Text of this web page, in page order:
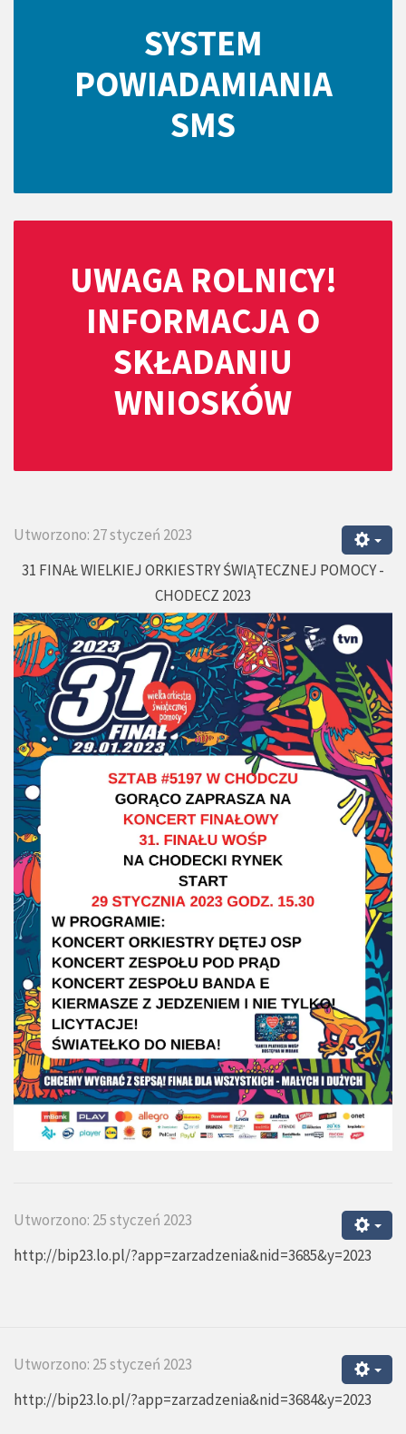
SYSTEM
POWIADAMIANIA
SMS
UWAGA ROLNICY!
INFORMACJA O
SKŁADANIU
WNIOSKÓW
Utworzono: 27 styczeń 2023
31 FINAŁ WIELKIEJ ORKIESTRY ŚWIĄTECZNEJ POMOCY -
CHODECZ 2023
Utworzono: 25 styczeń 2023
http://bip23.lo.pl/?app=zarzadzenia&nid=3685&y=2023
Utworzono: 25 styczeń 2023
http://bip23.lo.pl/?app=zarzadzenia&nid=3684&y=2023